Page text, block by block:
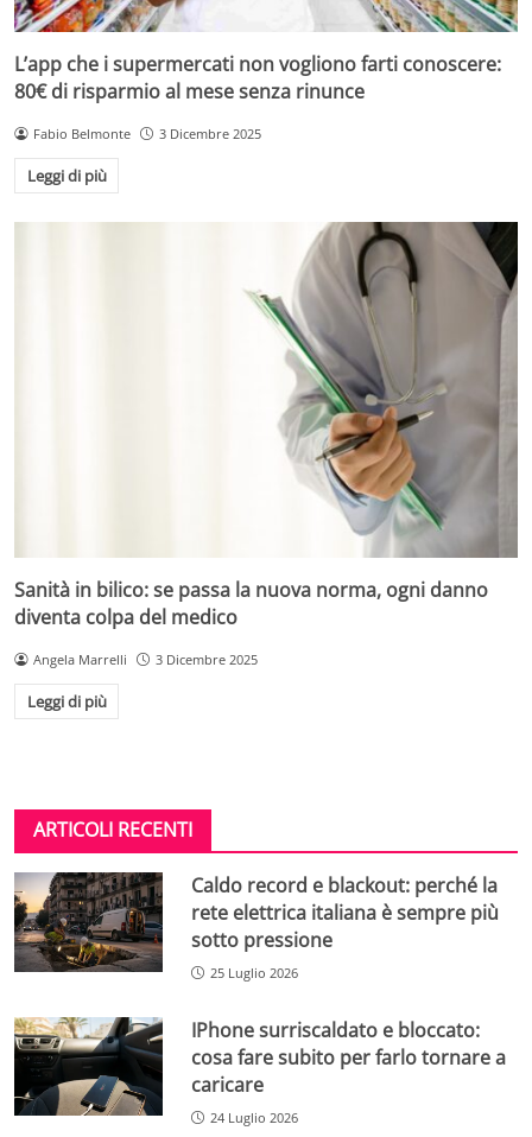
L’app che i supermercati non vogliono farti conoscere:
80€ di risparmio al mese senza rinunce
Fabio Belmonte 3 Dicembre 2025
Leggi di più
Sanità in bilico: se passa la nuova norma, ogni danno
diventa colpa del medico
Angela Marrelli 3 Dicembre 2025
Leggi di più
ARTICOLI RECENTI
Caldo record e blackout: perché la
rete elettrica italiana è sempre più
sotto pressione
25 Luglio 2026
IPhone surriscaldato e bloccato:
cosa fare subito per farlo tornare a
caricare
24 Luglio 2026